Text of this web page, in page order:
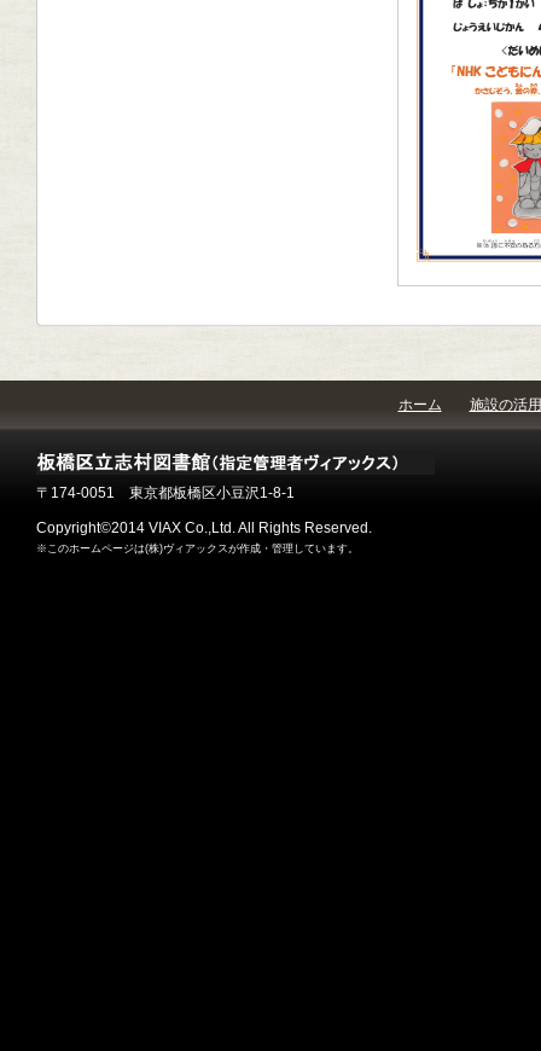
ホーム 施設の活用
〒174-0051 東京都板橋区小豆沢1-8-1
Copyright©2014 VIAX Co.,Ltd. All Rights Reserved.
※このホームページは(株)ヴィアックスが作成・管理しています。